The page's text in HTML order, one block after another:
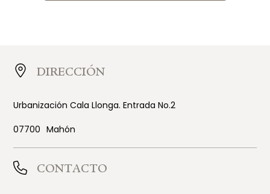
DIRECCIÓN
Urbanización Cala Llonga. Entrada No.2
07700 Mahón
CONTACTO